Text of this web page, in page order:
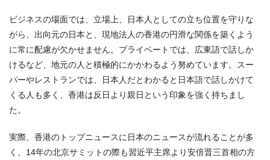
ビジネスの場面では、立場上、日本人としての立ち位置を守りな
がら、出向元の日本と、現地法人の香港の円滑な関係を築くよう
に常に配慮が欠かせません。プライベートでは、広東語で話しか
けるなど、地元の人と積極的にかかわるよう努めています。スー
パーやレストランでは、日本人だとわかると日本語で話しかけて
くる人も多く、香港は反日より親日という印象を強く持ちまし
た。
実際、香港のトップニュースに日本のニュースが流れることが多
く、14年の北京サミットの際も習近平主席より安倍晋三首相の方